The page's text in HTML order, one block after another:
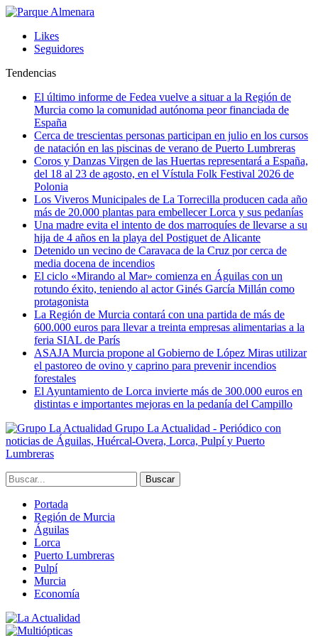
Likes
Seguidores
Tendencias
El último informe de Fedea vuelve a situar a la Región de
Murcia como la comunidad autónoma peor financiada de
España
Cerca de trescientas personas participan en julio en los cursos
de natación en las piscinas de verano de Puerto Lumbreras
Coros y Danzas Virgen de las Huertas representará a España,
del 18 al 23 de agosto, en el Vístula Folk Festival 2026 de
Polonia
Los Viveros Municipales de La Torrecilla producen cada año
más de 20.000 plantas para embellecer Lorca y sus pedanías
Una madre evita el intento de dos marroquíes de llevarse a su
hija de 4 años en la playa del Postiguet de Alicante
Detenido un vecino de Caravaca de la Cruz por cerca de
media docena de incendios
El ciclo «Mirando al Mar» comienza en Águilas con un
rotundo éxito, teniendo al actor Ginés García Millán como
protagonista
La Región de Murcia contará con una partida de más de
600.000 euros para llevar a treinta empresas alimentarias a la
feria SIAL de París
ASAJA Murcia propone al Gobierno de López Miras utilizar
el pastoreo de ovino y caprino para prevenir incendios
forestales
El Ayuntamiento de Lorca invierte más de 300.000 euros en
distintas e importantes mejoras en la pedanía del Campillo
Grupo La Actualidad - Periódico con
noticias de Águilas, Huércal-Overa, Lorca, Pulpí y Puerto
Lumbreras
Portada
Región de Murcia
Águilas
Lorca
Puerto Lumbreras
Pulpí
Murcia
Economía